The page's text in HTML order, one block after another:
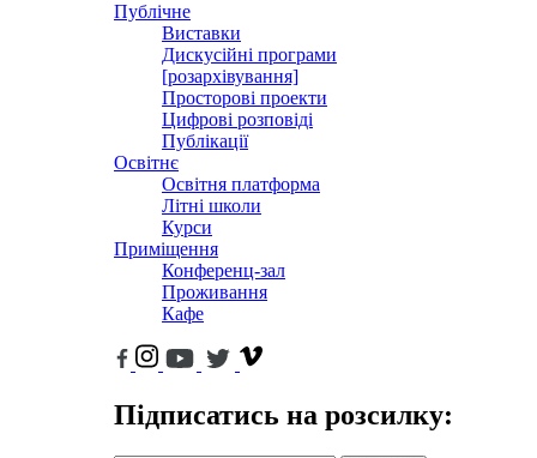
Публічне
Виставки
Дискусійні програми
[розархівування]
Просторові проекти
Цифрові розповіді
Публікації
Освітнє
Освітня платформа
Літні школи
Курси
Приміщення
Конференц-зал
Проживання
Кафе
Підписатись на розсилку: